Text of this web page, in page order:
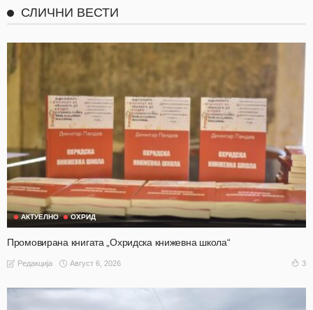
СЛИЧНИ ВЕСТИ
АКТУЕЛНО ОХРИД
Промовирана книгата „Охридска книжевна школа“
Редакција Август 6, 2026 3